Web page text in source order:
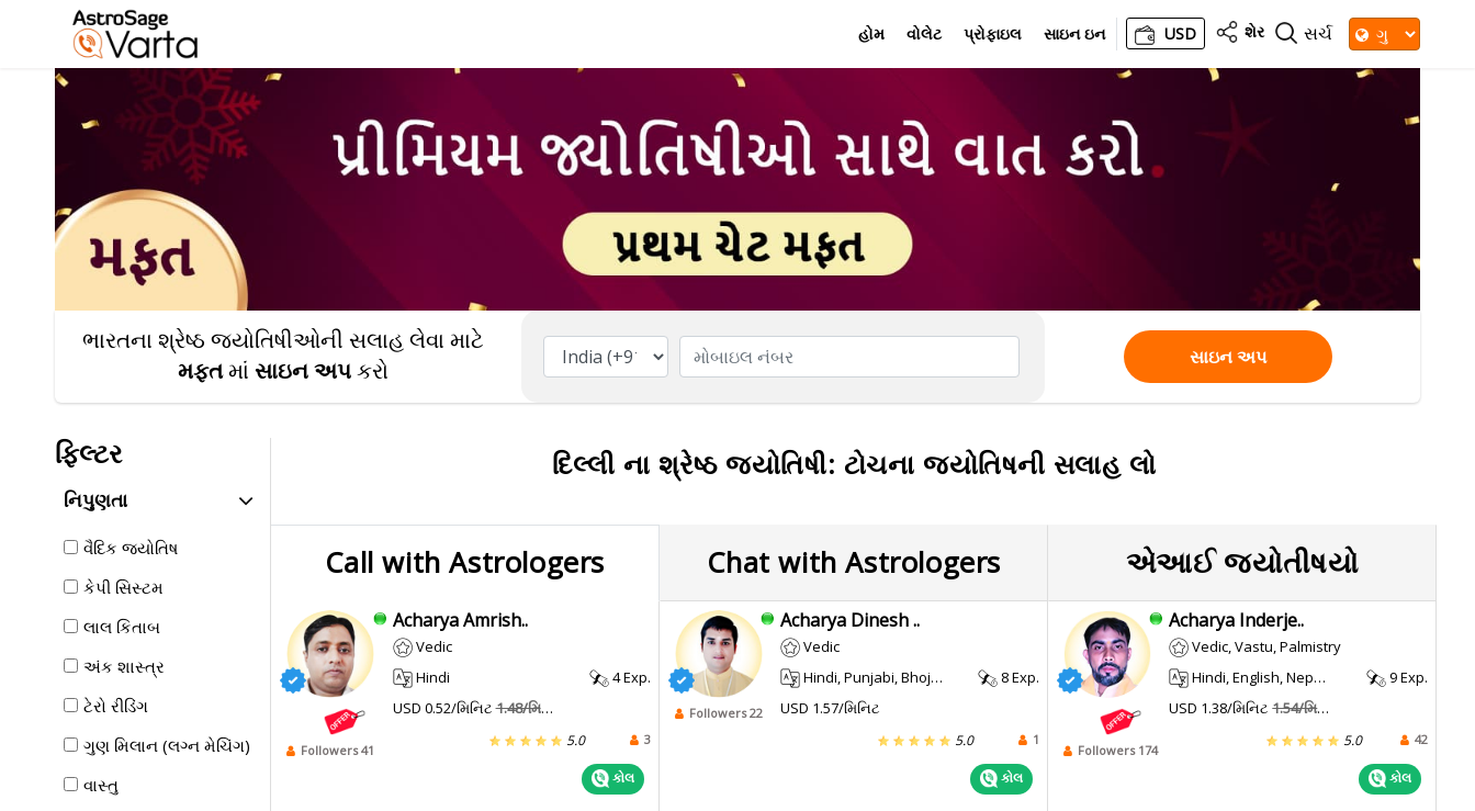
હોમ વોલેટ પ્રોફાઇલ સાઇન ઇન USD શેર સર્ચ
ભારતના શ્રેષ્ઠ જ્યોતિષીઓની સલાહ લેવા માટે
મફતમાં સાઇન અપકરો સાઇન અપ
ફિલ્ટર
નિપુણતા
વૈદિક જ્યોતિષ
કેપી સિસ્ટમ
લાલ કિતાબ
અંક શાસ્ત્ર
ટેરો રીડિંગ
ગુણ મિલાન (લગ્ન મેચિંગ)
વાસ્તુ
દિલ્લી ના શ્રેષ્ઠ જ્યોતિષી: ટોચના જ્યોતિષની સલાહ લો
એઆઈ જ્યોતીષયો
Call with Astrologers Chat with Astrologers
Followers 41
Acharya Amrish..
Vedic
Hindi
4 Exp.
USD 0.52/મિનિટ1.48/મિનિટ
5.0 3
કોલ
Followers 22
Acharya Dinesh ..
Vedic
Hindi, Punjabi, Bhojpuri, Maithili
8 Exp.
USD 1.57/મિનિટ
5.0 1
કોલ
Followers 174
Acharya Inderje..
Vedic, Vastu, Palmistry
Hindi, English, Nepali, Maithili, Sanskrit
9 Exp.
USD 1.38/મિનિટ1.54/મિનિટ
5.0 42
કોલ